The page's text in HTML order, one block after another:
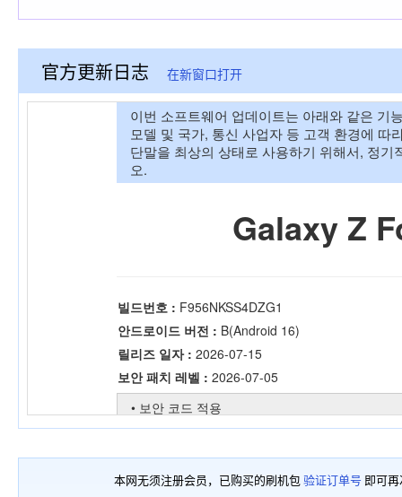
官方更新日志 在新窗口打开
本网无须注册会员，已购买的刷机包 验证订单号 即可